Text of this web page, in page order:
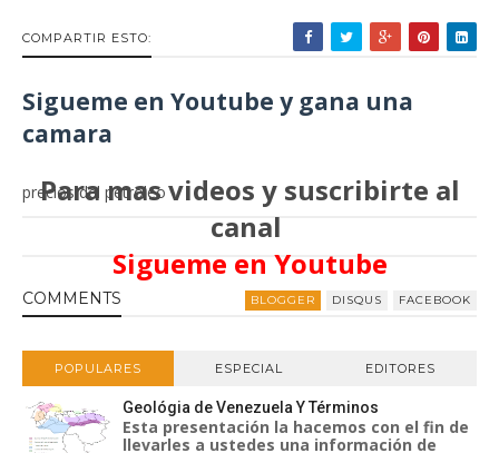
COMPARTIR ESTO:
Sigueme en Youtube y gana una
camara
Para mas videos y suscribirte al
canal
Sigueme en Youtube
precios del petroleo
COMMENTS BLOGGER DISQUS FACEBOOK
POPULARES ESPECIAL EDITORES
Geológia de Venezuela Y Términos
Esta presentación la hacemos con el fin de
llevarles a ustedes una información de